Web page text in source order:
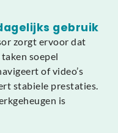
gebruik
zorgt ervoor dat
soepel
of video’s
stabiele prestaties.
is